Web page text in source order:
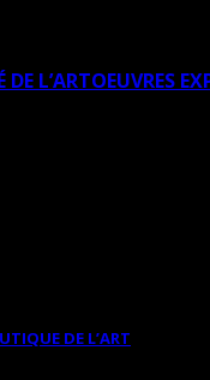
DE L’ARTOEUVRES
DE L’ART